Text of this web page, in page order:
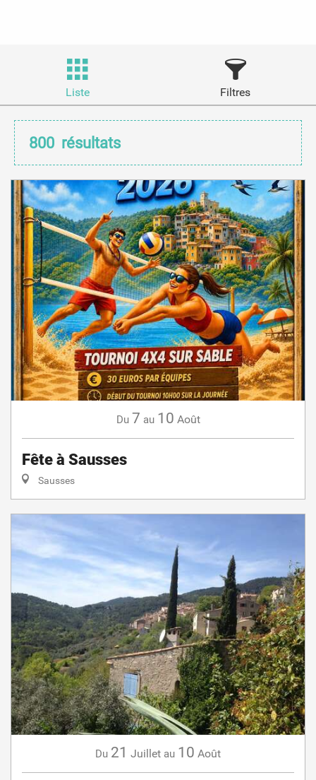
Liste Filtres
800 résultats
Du 7 au 10 Août
Fête à Sausses
Sausses
Du 21 Juillet au 10 Août